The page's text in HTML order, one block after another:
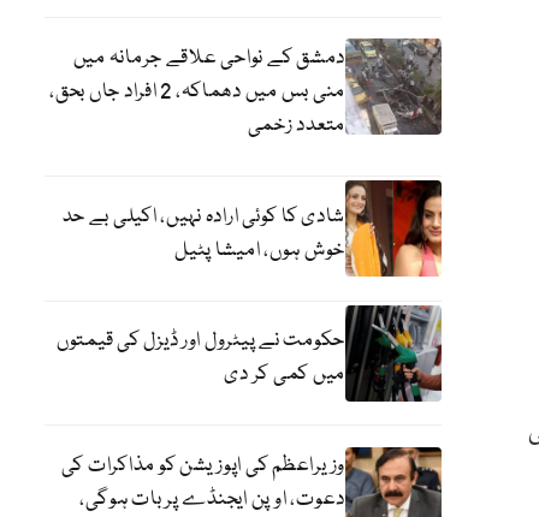
دمشق کے نواحی علاقے جرمانہ میں
منی بس میں دھماکہ، 2 افراد جاں بحق،
متعدد زخمی
شادی کا کوئی ارادہ نہیں، اکیلی بے حد
خوش ہوں، امیشا پٹیل
حکومت نے پیٹرول اور ڈیزل کی قیمتوں
میں کمی کر دی
وزیراعظم کی اپوزیشن کو مذاکرات کی
دعوت، اوپن ایجنڈے پر بات ہوگی،